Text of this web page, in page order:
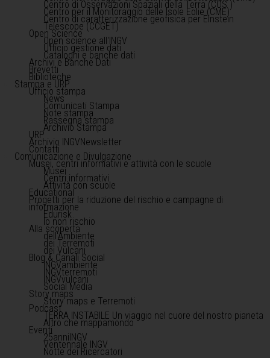
Centro di Osservazioni Spaziali della Terra (COS )
Centro per il Monitoraggio delle Isole Eolie (CME)
Centro di caratterizzazione geofisica per Einstein
Telescope (CCGET)
Open Science
Open science all'INGV
Ufficio gestione dati
Cataloghi e banche dati
Archivi e Banche Dati
Brevetti
Biblioteche
Stampa e URP
Ufficio stampa
News
Comunicati Stampa
Note stampa
Rassegna stampa
Archivio Stampa
URP
Archivio INGVNewsletter
Contatti
Comunicazione e Divulgazione
Musei, centri informativi e attività con le scuole
Musei
Centri informativi
Attività con scuole
Educational
Progetti per la riduzione del rischio e campagne di
informazione
Edurisk
Io non rischio
Alla scoperta
dell'Ambiente
dei Terremoti
dei Vulcani
Blog & Canali Social
INGVambiente
INGVterremoti
INGVvulcani
Social Media
Story maps
Story maps e Terremoti
Podcast
TERRA INSTABILE Un viaggio nel cuore del nostro pianeta
Altro che mappamondo
Eventi
25anniINGV
Ventennale INGV
Notte dei Ricercatori